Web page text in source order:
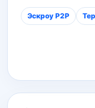
Эскроу P2P